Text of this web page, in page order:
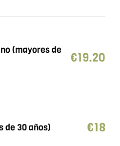
(mayores de
€19.20
de 30 años) €18